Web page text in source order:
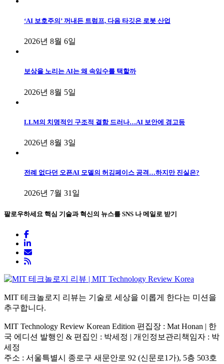
‘AI 보호주의’ 꺼내든 트럼프, 다음 타깃은 로봇 산업
2026년 8월 6일
보상을 노리는 AI는 왜 속임수를 택할까
2026년 8월 5일
LLM의 치명적인 구조적 결함 드러나…AI 보안에 경고등
2026년 8월 3일
전례 없다던 오픈AI 모델의 허깅페이스 공격…하지만 진실은?
2026년 7월 31일
팔로우하세요 핵심 기술과 혁신의 뉴스를 SNS 나 메일로 받기
MIT 테크놀로지 리뷰는 기술로 세상을 이롭게 한다는 미션을
추구합니다.
MIT Technology Review Korean Edition 편집장 : Mat Honan | 한
국 에디션 발행인 & 편집인 : 박세정 | 개인정보관리책임자 : 박
세정
주소 : 서울특별시 종로구 새문안로 92 (신문로1가), 5층 503호